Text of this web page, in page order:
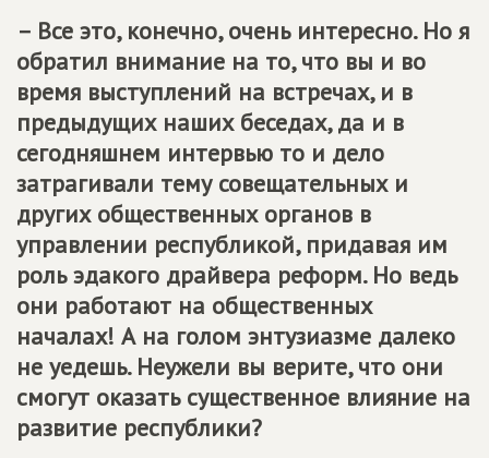
– Все это, конечно, очень интересно. Но я
обратил внимание на то, что вы и во
время выступлений на встречах, и в
предыдущих наших беседах, да и в
сегодняшнем интервью то и дело
затрагивали тему совещательных и
других общественных органов в
управлении республикой, придавая им
роль эдакого драйвера реформ. Но ведь
они работают на общественных
началах! А на голом энтузиазме далеко
не уедешь. Неужели вы верите, что они
смогут оказать существенное влияние на
развитие республики?